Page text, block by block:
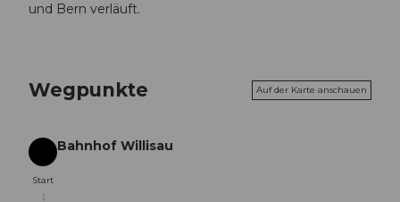
und Bern verläuft.
Wegpunkte Auf der Karte anschauen
Start
Start
Bahnhof Willisau